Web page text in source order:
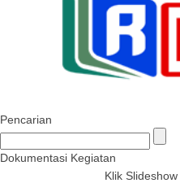
Pencarian
Dokumentasi Kegiatan
Klik